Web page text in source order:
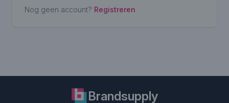
Nog geen account? Registreren
Brandsupply